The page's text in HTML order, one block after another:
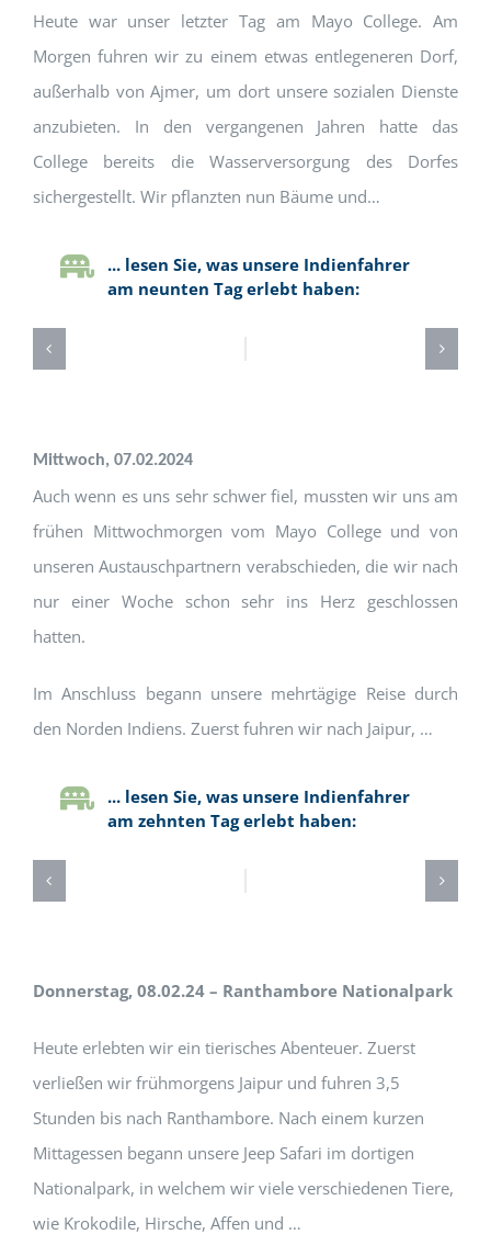
Heute war unser letzter Tag am Mayo College. Am
Morgen fuhren wir zu einem etwas entlegeneren Dorf,
außerhalb von Ajmer, um dort unsere sozialen Dienste
anzubieten. In den vergangenen Jahren hatte das
College bereits die Wasserversorgung des Dorfes
sichergestellt. Wir pflanzten nun Bäume und…
... lesen Sie, was unsere Indienfahrer
am neunten Tag erlebt haben:
Mittwoch, 07.02.2024
Auch wenn es uns sehr schwer fiel, mussten wir uns am
frühen Mittwochmorgen vom Mayo College und von
unseren Austauschpartnern verabschieden, die wir nach
nur einer Woche schon sehr ins Herz geschlossen
hatten.
Im Anschluss begann unsere mehrtägige Reise durch
den Norden Indiens. Zuerst fuhren wir nach Jaipur, …
... lesen Sie, was unsere Indienfahrer
am zehnten Tag erlebt haben:
Donnerstag, 08.02.24 – Ranthambore Nationalpark
Heute erlebten wir ein tierisches Abenteuer. Zuerst
verließen wir frühmorgens Jaipur und fuhren 3,5
Stunden bis nach Ranthambore. Nach einem kurzen
Mittagessen begann unsere Jeep Safari im dortigen
Nationalpark, in welchem wir viele verschiedenen Tiere,
wie Krokodile, Hirsche, Affen und …